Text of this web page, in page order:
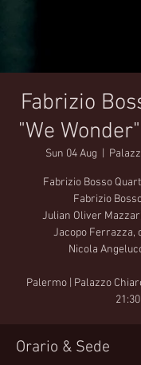
Fabrizio
"We
Sun 04 Aug
Fabrizio Bosso
Fabrizio
Julian Oliver
Jacopo Ferrazza,
Nicola
Palermo | Palazzo
21:30
Orario & Sede